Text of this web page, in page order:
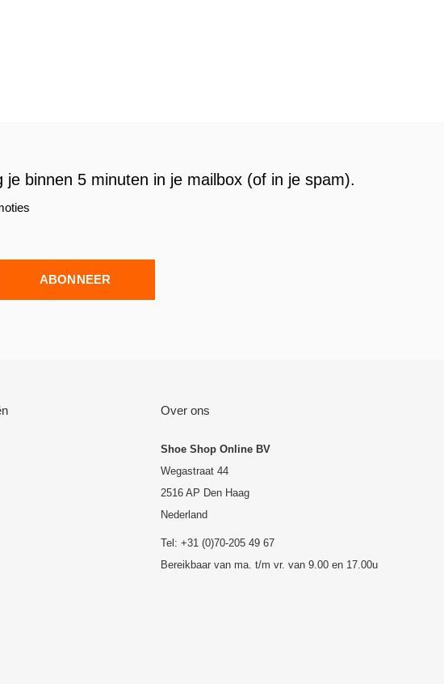
binnen 5 minuten in je mailbox (of in je spam).
ABONNEER
Over ons
Shoe Shop Online BV
Wegastraat 44
2516 AP Den Haag
Nederland
Tel: +31 (0)70-205 49 67
Bereikbaar van ma. t/m vr. van 9.00 en 17.00u